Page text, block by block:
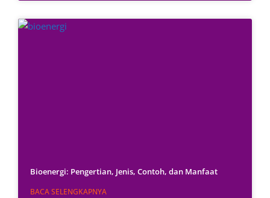
Bioenergi: Pengertian, Jenis, Contoh, dan Manfaat
BACA SELENGKAPNYA